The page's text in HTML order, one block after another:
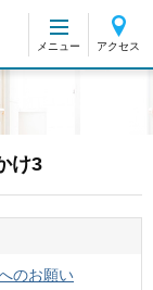
メニュー アクセス
け3
のお願い